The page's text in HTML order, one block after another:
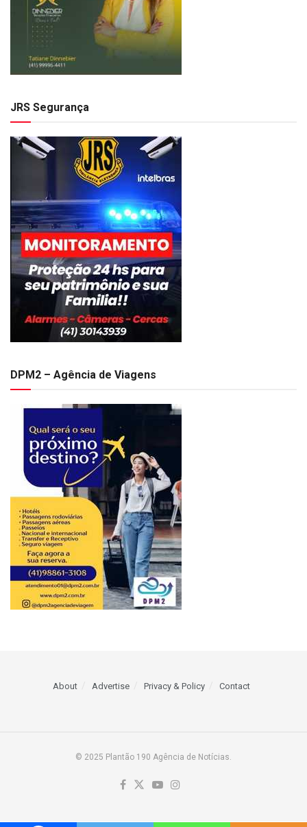
JRS Segurança
DPM2 – Agência de Viagens
About Advertise Privacy & Policy Contact
© 2025 Plantão 190 Agência de Notícias.